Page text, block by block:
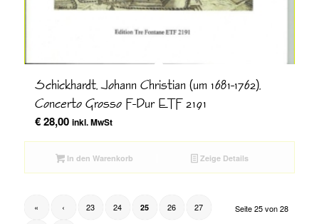
Schickhardt, Johann Christian (um 1681-1762),
Concerto Grosso F-Dur ETF 2191
€28,00 inkl. MwSt
In den Warenkorb Zeige Details
Seite 25 von 28
« ‹ 23 24 25 26 27